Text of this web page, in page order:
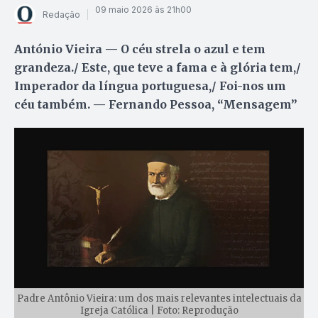
Redação 09 maio 2026 às 21h00
António Vieira — O céu strela o azul e tem
grandeza./ Este, que teve a fama e à glória tem,/
Imperador da língua portuguesa,/ Foi-nos um
céu também. — Fernando Pessoa, “Mensagem”
Padre Antônio Vieira: um dos mais relevantes intelectuais da
Igreja Católica | Foto: Reprodução